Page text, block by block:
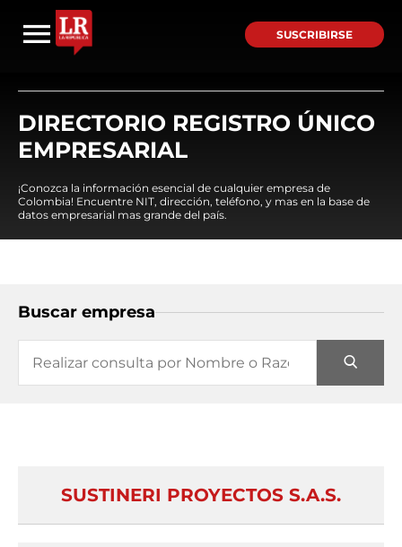
SUSCRIBIRSE
DIRECTORIO REGISTRO ÚNICO
EMPRESARIAL
¡Conozca la información esencial de cualquier empresa de
Colombia! Encuentre NIT, dirección, teléfono, y mas en la base de
datos empresarial mas grande del país.
Buscar empresa
SUSTINERI PROYECTOS S.A.S.